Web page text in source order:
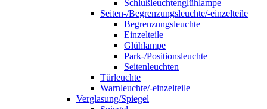
Schlußleuchtenglühlampe
Seiten-/Begrenzungsleuchte/-einzelteile
Begrenzungsleuchte
Einzelteile
Glühlampe
Park-/Positionsleuchte
Seitenleuchten
Türleuchte
Warnleuchte/-einzelteile
Verglasung/Spiegel